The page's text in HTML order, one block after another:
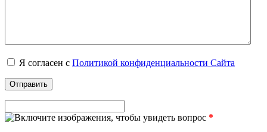
Я согласен с Политикой конфиденциальности Сайта
*